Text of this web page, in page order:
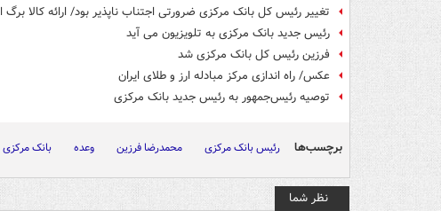
تغییر رئیس کل بانک مرکزی ضرورتی اجتناب ناپذیر بود/ ارائه کالا
رئیس جدید بانک مرکزی به تلویزیون می آید
فرزین رئیس کل بانک مرکزی شد
عکس/ راه اندازی مرکز مبادله ارز و طلای ایران
توصیه رئیس‌جمهور به رئیس جدید بانک مرکزی
برچسب‌ها رئیس بانک مرکزی محمدرضا فرزین وعده بانک مرکزی
نظر شما